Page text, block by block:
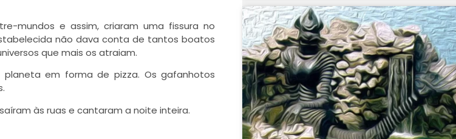
mundos e assim, criaram uma fissura no
não dava conta de tantos boatos
que mais os atraiam.
em forma de pizza. Os gafanhotos
às ruas e cantaram a noite inteira.